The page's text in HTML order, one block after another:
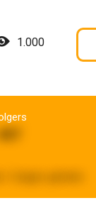
1.000